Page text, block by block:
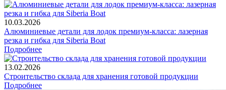
10.03.2026
Алюминиевые детали для лодок премиум-класса: лазерная
резка и гибка для Siberia Boat
Подробнее
13.02.2026
Строительство склада для хранения готовой продукции
Подробнее